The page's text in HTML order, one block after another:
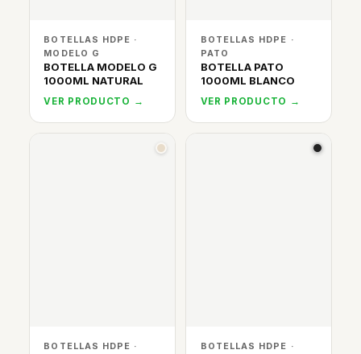
BOTELLAS HDPE ·
MODELO G
BOTELLA MODELO G
1000ML NATURAL
VER PRODUCTO →
BOTELLAS HDPE ·
PATO
BOTELLA PATO
1000ML BLANCO
VER PRODUCTO →
BOTELLAS HDPE ·
BOTELLAS HDPE ·